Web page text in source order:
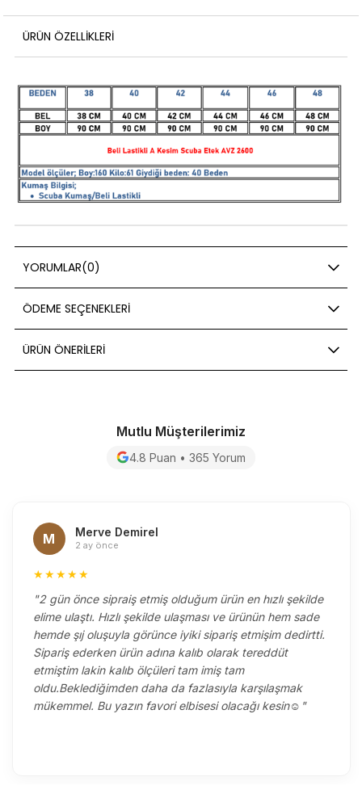
ÜRÜN ÖZELLIKLERI
YORUMLAR(0)
ÖDEME SEÇENEKLERI
ÜRÜN ÖNERILERI
Mutlu Müşterilerimiz
4.8 Puan • 365 Yorum
M Merve Demirel
2 ay önce
★★★★★
"2 gün önce sipraiş etmiş olduğum ürün en hızlı şekilde
elime ulaştı. Hızlı şekilde ulaşması ve ürünün hem sade
hemde şıj oluşuyla görünce iyiki sipariş etmişim dedirtti.
Sipariş ederken ürün adına kalıb olarak tereddüt
etmiştim lakin kalıb ölçüleri tam imiş tam
oldu.Beklediğimden daha da fazlasıyla karşılaşmak
mükemmel. Bu yazın favori elbisesi olacağı kesin☺️"